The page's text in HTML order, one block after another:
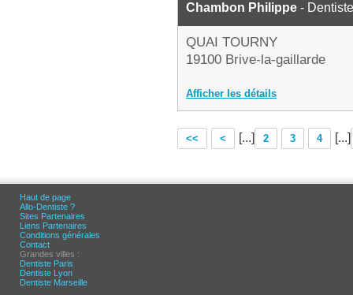
Chambon Philippe - Dentiste
QUAI TOURNY
19100 Brive-la-gaillarde
Afficher les détails
<< < [...] 2 3 4 [...]
Haut de page
Allo-Dentiste ?
Sites Partenaires
Liens Partenaires
Conditions générales
Contact
Grandes villes :
Dentiste Paris
Dentiste Lyon
Dentiste Marseille